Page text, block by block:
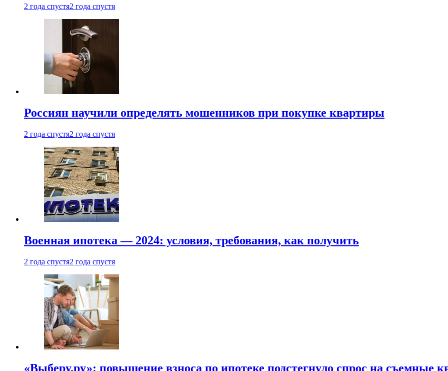
2 года спустя2 года спустя
Россиян научили определять мошенников при покупке квартиры
2 года спустя2 года спустя
Военная ипотека — 2024: условия, требования, как получить
2 года спустя2 года спустя
«Выберу.ру»: повышение взноса по ипотеке подстегнуло спрос на съемные